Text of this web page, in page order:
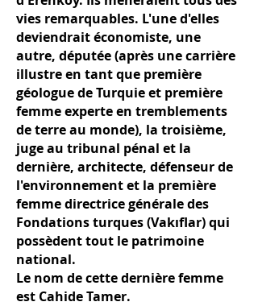
vies remarquables. L'une d'elles
deviendrait économiste, une
autre, députée (après une carrière
illustre en tant que première
géologue de Turquie et première
femme experte en tremblements
de terre au monde), la troisième,
juge au tribunal pénal et la
dernière, architecte, défenseur de
l'environnement et la première
femme directrice générale des
Fondations turques (Vakıflar) qui
possèdent tout le patrimoine
national.
Le nom de cette dernière femme
est Cahide Tamer.